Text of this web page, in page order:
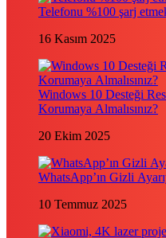
Telefonu %100 şarj
16 Kasım 2025
Windows 10 Desteği
Korumaya Almalısınız?
20 Ekim 2025
WhatsApp’ın Gizli
10 Temmuz 2025